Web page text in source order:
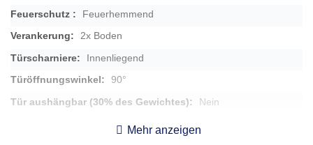
Feuerhemmend
2x Boden
Innenliegend
90°
Nein
9,5cm
Mehr anzeigen